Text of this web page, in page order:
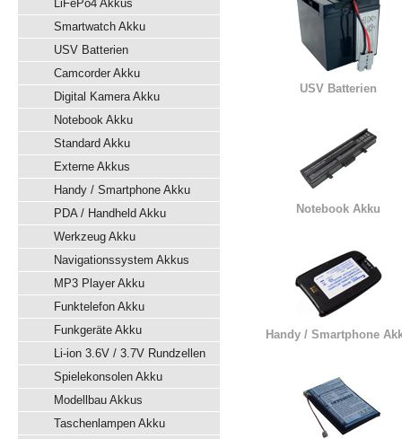
LiFePo4 Akkus
Smartwatch Akku
USV Batterien
Camcorder Akku
Digital Kamera Akku
Notebook Akku
Standard Akku
Externe Akkus
Handy / Smartphone Akku
PDA / Handheld Akku
Werkzeug Akku
Navigationssystem Akkus
MP3 Player Akku
Funktelefon Akku
Funkgeräte Akku
Li-ion 3.6V / 3.7V Rundzellen
Spielekonsolen Akku
Modellbau Akkus
Taschenlampen Akku
USV Batterien
Notebook Akku
Handy / Smartphone